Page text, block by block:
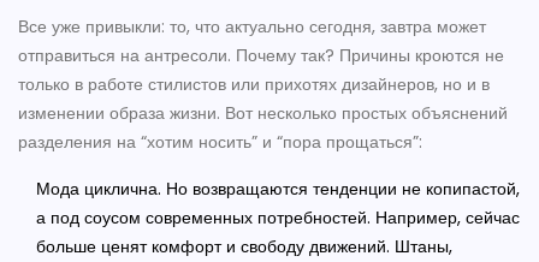
Все уже привыкли: то, что актуально сегодня, завтра может
отправиться на антресоли. Почему так? Причины кроются не
только в работе стилистов или прихотях дизайнеров, но и в
изменении образа жизни. Вот несколько простых объяснений
разделения на “хотим носить” и “пора прощаться”:
Мода циклична. Но возвращаются тенденции не копипастой,
а под соусом современных потребностей. Например, сейчас
больше ценят комфорт и свободу движений. Штаны,